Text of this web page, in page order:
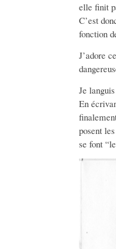
elle finit
C’est
fonction
J’adore
Je
En
posent
se font